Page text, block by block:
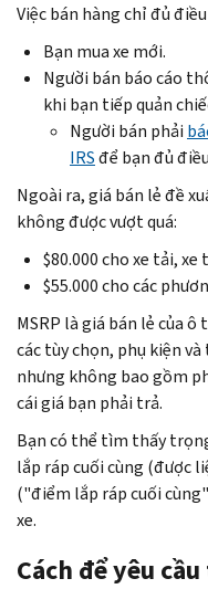
Việc bán hàng chỉ đủ
Bạn mua xe mới.
Người bán báo cáo
khi bạn tiếp quản
Người bán phải
IRSđể bạn đủ
Ngoài ra, giá bán lẻ đề
không được vượt quá:
$80.000 cho xe tải,
$55.000 cho các
MSRP là giá bán lẻ của
các tùy chọn, phụ kiện
nhưng không bao gồm
cái giá bạn phải trả.
Bạn có thể tìm thấy
lắp ráp cuối cùng (được
("điểm lắp ráp cuối
xe.
Cách để yêu